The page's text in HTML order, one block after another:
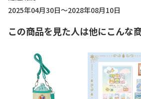
2025年04月30日～2028年08月10日
この商品を見た人は他にこんな